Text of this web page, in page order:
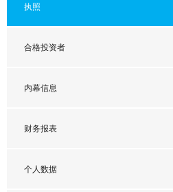
执照
合格投资者
内幕信息
财务报表
个人数据